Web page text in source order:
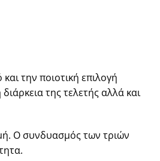
την ποιοτική επιλογή
της τελετής αλλά και
Ο συνδυασμός των τριών